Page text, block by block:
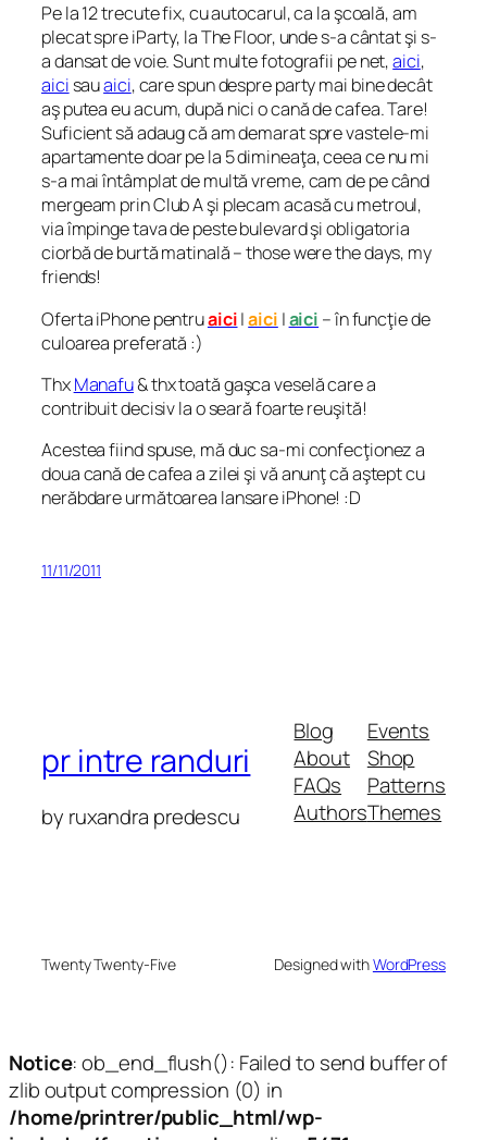
Pe la 12 trecute fix, cu autocarul, ca la şcoală, am
plecat spre iParty, la The Floor, unde s-a cântat şi s-
a dansat de voie. Sunt multe fotografii pe net,aici,
aici sauaici, care spun despre party mai bine decât
aş putea eu acum, după nici o cană de cafea. Tare!
Suficient să adaug că am demarat spre vastele-mi
apartamente doar pe la 5 dimineaţa, ceea ce nu mi
s-a mai întâmplat de multă vreme, cam de pe când
mergeam prin Club A şi plecam acasă cu metroul,
via împinge tava de peste bulevard şi obligatoria
ciorbă de burtă matinală – those were the days, my
friends!
Oferta iPhone pentruaici|aici |aici – în funcţie de
culoarea preferată :)
ThxManafu& thx toată gaşca veselă care a
contribuit decisiv la o seară foarte reuşită!
Acestea fiind spuse, mă duc sa-mi confecţionez a
doua cană de cafea a zilei şi vă anunţ că aştept cu
nerăbdare următoarea lansare iPhone! :D
11/11/2011
pr intre randuri
by ruxandra predescu
Blog
About
FAQs
Authors
Events
Shop
Patterns
Themes
Twenty Twenty-Five Designed withWordPress
Notice: ob_end_flush(): Failed to send buffer of
zlib output compression (0) in
/home/printrer/public_html/wp-